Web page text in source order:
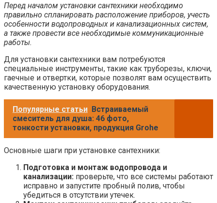
Перед началом установки сантехники необходимо
правильно спланировать расположение приборов, учесть
особенности водопроводных и канализационных систем,
а также провести все необходимые коммуникационные
работы.
Для установки сантехники вам потребуются
специальные инструменты, такие как труборезы, ключи,
гаечные и отвертки, которые позволят вам осуществить
качественную установку оборудования.
Популярные статьи Встраиваемый
смеситель для душа: 46 фото,
тонкости установки, продукция Grohe
Основные шаги при установке сантехники:
Подготовка и монтаж водопровода и
канализации: проверьте, что все системы работают
исправно и запустите пробный полив, чтобы
убедиться в отсутствии утечек.